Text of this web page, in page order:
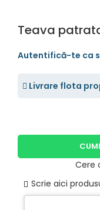
Teava
Livrare flota
Cere
Scrie aici